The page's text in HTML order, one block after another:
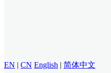
EN | CN English | 简体中文